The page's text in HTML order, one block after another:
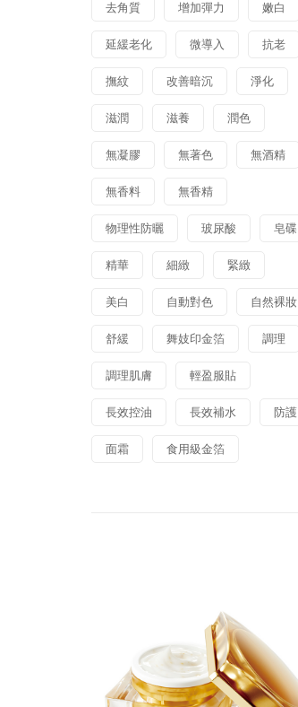
去角質 增加彈力 嫩白
延緩老化 微導入 抗老
撫紋 改善暗沉 淨化
滋潤 滋養 潤色
無凝膠 無著色 無酒精
無香料 無香精
物理性防曬 玻尿酸 皂碟
精華 細緻 緊緻
美白 自動對色 自然裸妝
舒緩 舞妓印金箔 調理
調理肌膚 輕盈服貼
長效控油 長效補水 防護
面霜 食用級金箔